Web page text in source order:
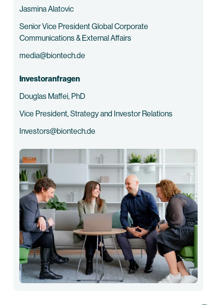
Jasmina Alatovic
Senior Vice President Global Corporate
Communications & External Affairs
media@biontech.de
Investoranfragen
Douglas Maffei, PhD
Vice President, Strategy and Investor Relations
Investors@biontech.de